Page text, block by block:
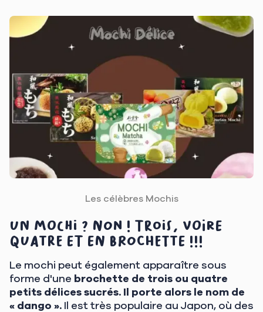
Les célèbres Mochis
Un mochi ? Non ! Trois, voire
quatre et en brochette !!!
Le mochi peut également apparaître sous
forme d'une brochette de trois ou quatre
petits délices sucrés. Il porte alors le nom de
« dango ». Il est très populaire au Japon, où des